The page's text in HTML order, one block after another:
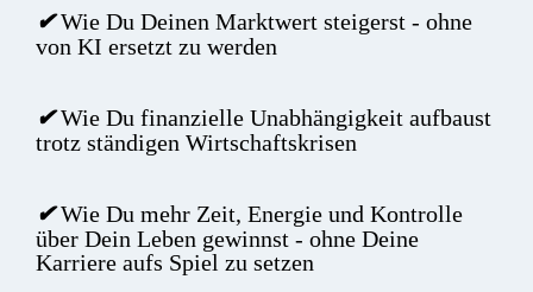
✔Wie Du Deinen Marktwert steigerst - ohne
von KI ersetzt zu werden
✔Wie Du finanzielle Unabhängigkeit aufbaust
trotz ständigen Wirtschaftskrisen
✔Wie Du mehr Zeit, Energie und Kontrolle
über Dein Leben gewinnst - ohne Deine
Karriere aufs Spiel zu setzen